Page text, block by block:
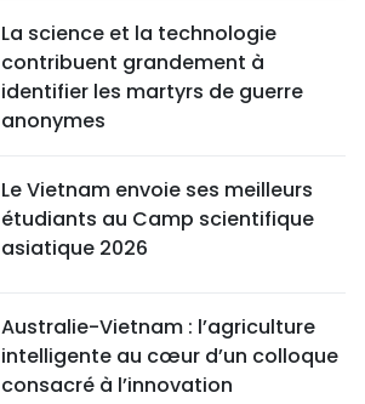
La science et la technologie
contribuent grandement à
identifier les martyrs de guerre
anonymes
Le Vietnam envoie ses meilleurs
étudiants au Camp scientifique
asiatique 2026
Australie-Vietnam : l’agriculture
intelligente au cœur d’un colloque
consacré à l’innovation